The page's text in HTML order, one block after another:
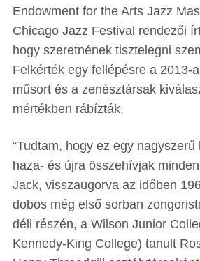
Endowment for the Arts Jazz
Chicago Jazz Festival rendezői
hogy szeretnének tisztelegni
Felkérték egy fellépésre a 2013-
műsort és a zenésztársak
mértékben rábízták.
“Tudtam, hogy ez egy
haza- és újra összehívjak
Jack, visszaugorva az időben
dobos még első sorban
déli részén, a Wilson Junior
Kennedy-King College) tanult